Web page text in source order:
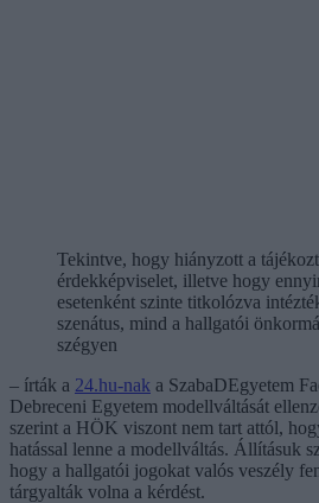
Tekintve, hogy hiányzott a
érdekképviselet, illetve hogy
esetenként szinte titkolózva
szenátus, mind a hallgatói
szégyen
– írták a 24.hu-nak a SzabaDEgyetem
Debreceni Egyetem modellváltását
szerint a HÖK viszont nem tart attól,
hatással lenne a modellváltás. Állításuk
hogy a hallgatói jogokat valós veszély
tárgyalták volna a kérdést.